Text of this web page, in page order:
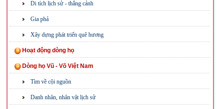
Di tích lịch sử - thắng cảnh
Gia phả
Xây dựng phát triển quê hương
Hoạt động dòng họ
Dòng họ Vũ - Võ Việt Nam
Tìm về cội nguồn
Danh nhân, nhân vật lịch sử